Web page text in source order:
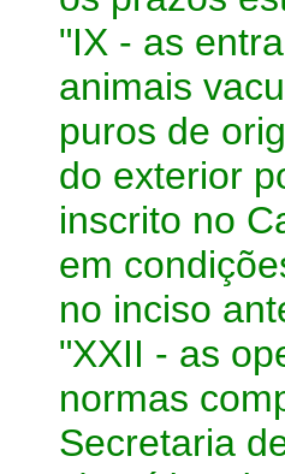
"IX - as
animais
puros de
do exterior
inscrito no
em
no inciso
"XXII - as
normas
Secretaria